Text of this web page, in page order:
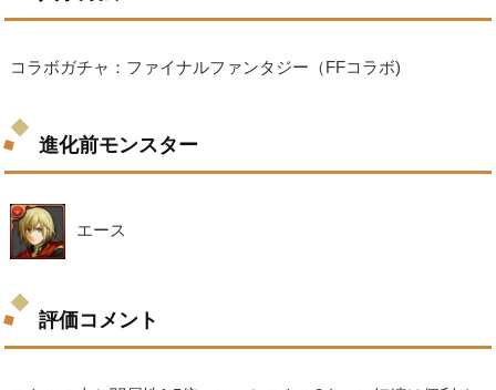
コラボガチャ：ファイナルファンタジー（FFコラボ)
進化前モンスター
エース
評価コメント